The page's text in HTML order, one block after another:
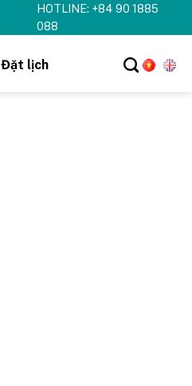
HOTLINE: +84 90 1885
088
Đặt lịch